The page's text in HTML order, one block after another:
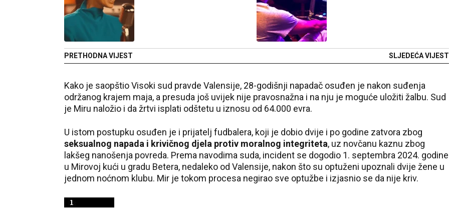
PRETHODNA VIJEST SLJEDEĆA VIJEST
Kako je saopštio Visoki sud pravde Valensije, 28-godišnji napadač osuđen je nakon suđenja
održanog krajem maja, a presuda još uvijek nije pravosnažna i na nju je moguće uložiti žalbu. Sud
je Miru naložio i da žrtvi isplati odštetu u iznosu od 64.000 evra.
U istom postupku osuđen je i prijatelj fudbalera, koji je dobio dvije i po godine zatvora zbog
seksualnog napada i krivičnog djela protiv moralnog integriteta, uz novčanu kaznu zbog
lakšeg nanošenja povreda. Prema navodima suda, incident se dogodio 1. septembra 2024. godine
u Mirovoj kući u gradu Betera, nedaleko od Valensije, nakon što su optuženi upoznali dvije žene u
jednom noćnom klubu. Mir je tokom procesa negirao sve optužbe i izjasnio se da nije kriv.